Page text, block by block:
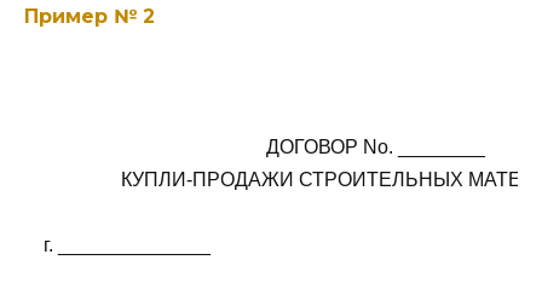
Пример № 2
                                                  ДОГОВОР Nо. ________
КУПЛИ-ПРОДАЖИ СТРОИТЕЛЬНЫХ
г. ______________